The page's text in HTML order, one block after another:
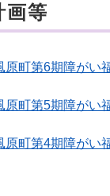
画等
町第6期障がい
町第5期障がい
町第4期障がい